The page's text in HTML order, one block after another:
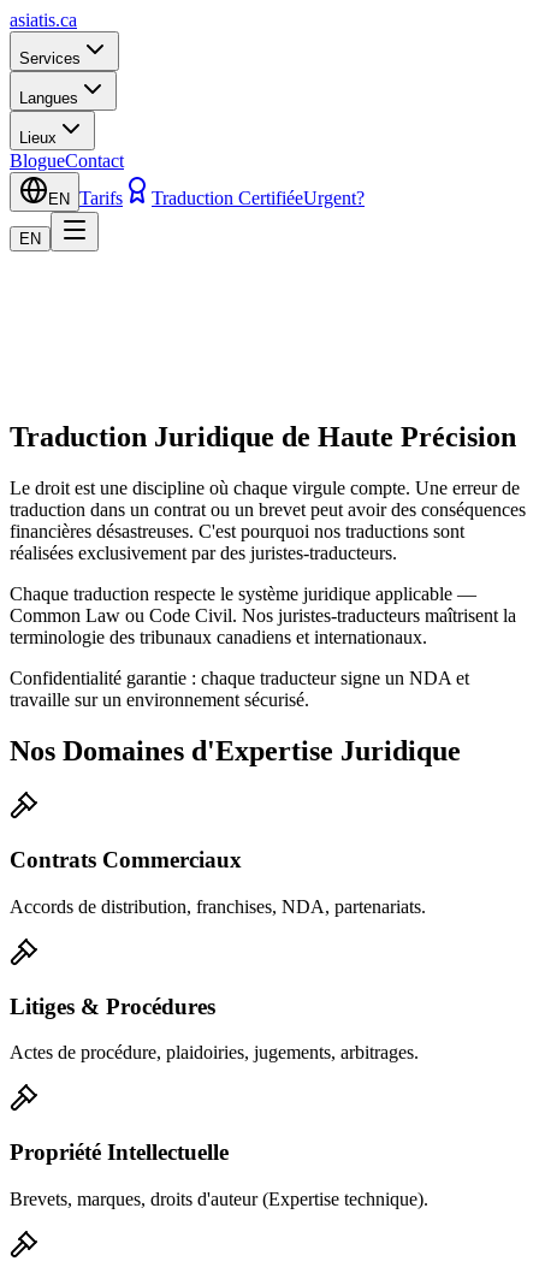
asiatis.ca
Services
Langues
Lieux
BlogueContact
EN Tarifs Traduction CertifiéeUrgent?
EN
Traduction Juridique de Haute Précision
Le droit est une discipline où chaque virgule compte. Une erreur de
traduction dans un contrat ou un brevet peut avoir des conséquences
financières désastreuses. C'est pourquoi nos traductions sont
réalisées exclusivement par des juristes-traducteurs.
Chaque traduction respecte le système juridique applicable —
Common Law ou Code Civil. Nos juristes-traducteurs maîtrisent la
terminologie des tribunaux canadiens et internationaux.
Confidentialité garantie : chaque traducteur signe un NDA et
travaille sur un environnement sécurisé.
Nos Domaines d'Expertise Juridique
Contrats Commerciaux
Accords de distribution, franchises, NDA, partenariats.
Litiges & Procédures
Actes de procédure, plaidoiries, jugements, arbitrages.
Propriété Intellectuelle
Brevets, marques, droits d'auteur (Expertise technique).